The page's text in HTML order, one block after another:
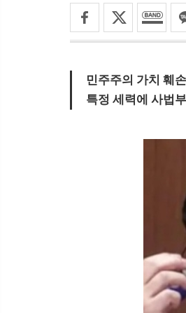
민주주의 가치 훼
특정 세력에 사법